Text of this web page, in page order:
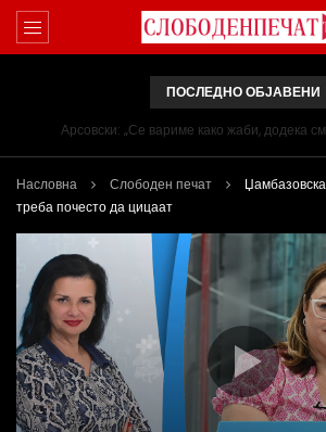
ПОСЛЕДНО ОБЈАВЕНИ
Арсовски: „Се вариме како жаби, додека
Насловна Слободен печат
треба почесто да цицаат